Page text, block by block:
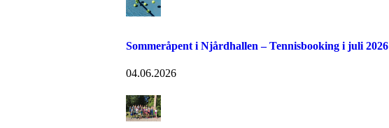
Sommeråpent i Njårdhallen – Tennisbooking i juli 2026
04.06.2026